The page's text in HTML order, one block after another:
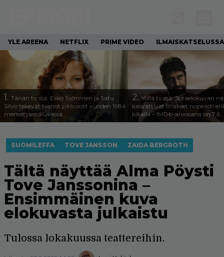
YLE AREENA NETFLIX PRIME VIDEO ILMAISKATSELUSSA
1. Tänän tv:ssä: Esko Salminen ja Satu
Silvo tekevät hienot pääroolit vuoden 1984
menestyselokuvassa
2. Yöllä tv:ssä: Sotaelokuvan
kasvattivat lihakset nopeasti
kikalla – IMDb-arvosana on 7,6
SUOMILEFFA TOVE JANSSON ZAIDA BERGROTH
Tältä näyttää Alma Pöysti
Tove Janssonina –
Ensimmäinen kuva
elokuvasta julkaistu
Tulossa lokakuussa teattereihin.